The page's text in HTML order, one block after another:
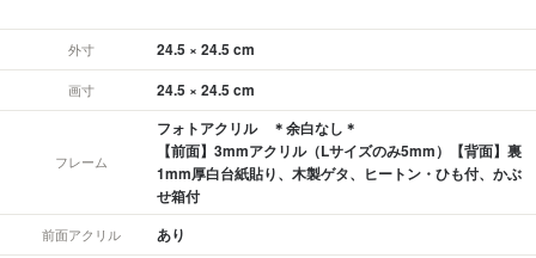
外寸 24.5 × 24.5 cm
画寸 24.5 × 24.5 cm
フレーム
フォトアクリル ＊余白なし＊
【前面】3mmアクリル（Lサイズのみ5mm）【背面】裏
1mm厚白台紙貼り、木製ゲタ、ヒートン・ひも付、かぶ
せ箱付
前面アクリル あり